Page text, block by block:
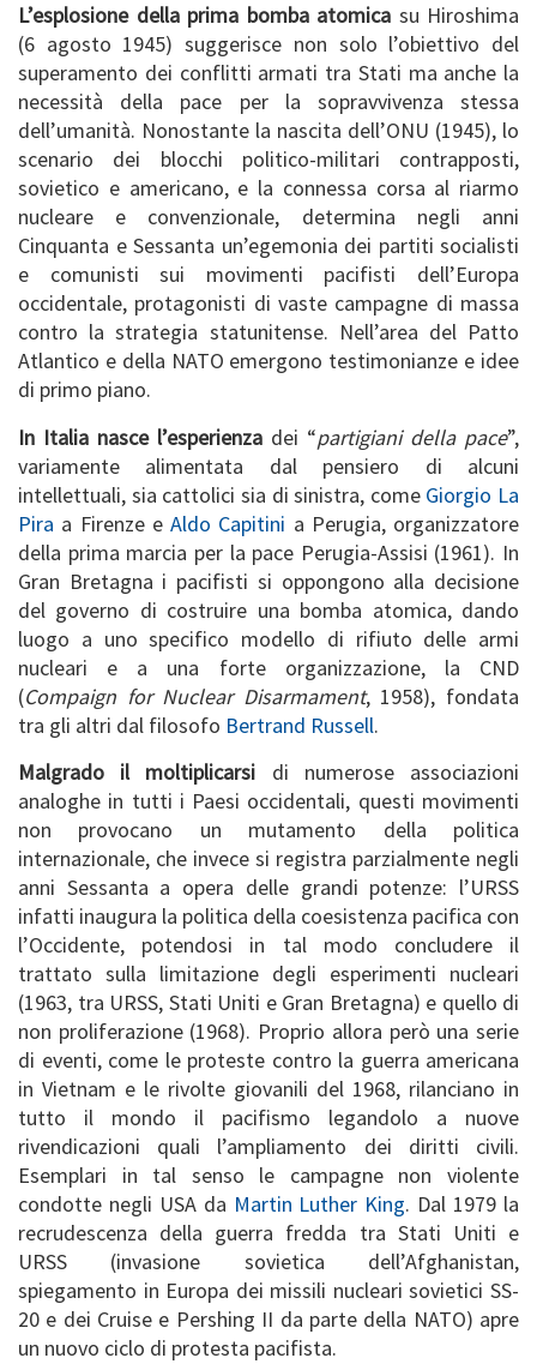
L’esplosione della prima bomba atomica su Hiroshima
(6 agosto 1945) suggerisce non solo l’obiettivo del
superamento dei conflitti armati tra Stati ma anche la
necessità della pace per la sopravvivenza stessa
dell’umanità. Nonostante la nascita dell’ONU (1945), lo
scenario dei blocchi politico-militari contrapposti,
sovietico e americano, e la connessa corsa al riarmo
nucleare e convenzionale, determina negli anni
Cinquanta e Sessanta un’egemonia dei partiti socialisti
e comunisti sui movimenti pacifisti dell’Europa
occidentale, protagonisti di vaste campagne di massa
contro la strategia statunitense. Nell’area del Patto
Atlantico e della NATO emergono testimonianze e idee
di primo piano.
In Italia nasce l’esperienza dei “partigiani della pace”,
variamente alimentata dal pensiero di alcuni
intellettuali, sia cattolici sia di sinistra, come Giorgio La
Pira a Firenze e Aldo Capitini a Perugia, organizzatore
della prima marcia per la pace Perugia-Assisi (1961). In
Gran Bretagna i pacifisti si oppongono alla decisione
del governo di costruire una bomba atomica, dando
luogo a uno specifico modello di rifiuto delle armi
nucleari e a una forte organizzazione, la CND
(Compaign for Nuclear Disarmament, 1958), fondata
tra gli altri dal filosofo Bertrand Russell.
Malgrado il moltiplicarsi di numerose associazioni
analoghe in tutti i Paesi occidentali, questi movimenti
non provocano un mutamento della politica
internazionale, che invece si registra parzialmente negli
anni Sessanta a opera delle grandi potenze: l’URSS
infatti inaugura la politica della coesistenza pacifica con
l’Occidente, potendosi in tal modo concludere il
trattato sulla limitazione degli esperimenti nucleari
(1963, tra URSS, Stati Uniti e Gran Bretagna) e quello di
non proliferazione (1968). Proprio allora però una serie
di eventi, come le proteste contro la guerra americana
in Vietnam e le rivolte giovanili del 1968, rilanciano in
tutto il mondo il pacifismo legandolo a nuove
rivendicazioni quali l’ampliamento dei diritti civili.
Esemplari in tal senso le campagne non violente
condotte negli USA da Martin Luther King. Dal 1979 la
recrudescenza della guerra fredda tra Stati Uniti e
URSS (invasione sovietica dell’Afghanistan,
spiegamento in Europa dei missili nucleari sovietici SS-
20 e dei Cruise e Pershing II da parte della NATO) apre
un nuovo ciclo di protesta pacifista.